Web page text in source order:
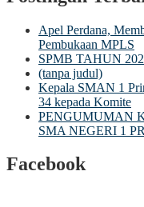
Apel Perdana,
Pembukaan MPLS
SPMB TAHUN
(tanpa judul)
Kepala SMAN 1
34 kepada Komite
PENGUMUMAN
SMA NEGERI 1
Facebook